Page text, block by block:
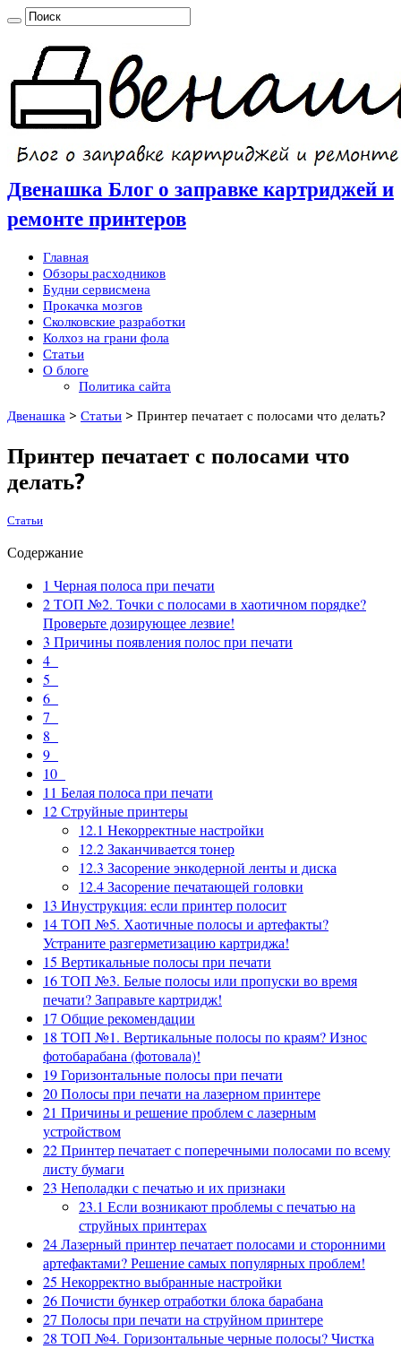
Двенашка Блог о заправке картриджей и
ремонте принтеров
Главная
Обзоры расходников
Будни сервисмена
Прокачка мозгов
Сколковские разработки
Колхоз на грани фола
Статьи
О блоге
Политика сайта
Двенашка > Статьи > Принтер печатает с полосами что делать?
Принтер печатает с полосами что
делать?
Статьи
Содержание
1 Черная полоса при печати
2ТОП №2. Точки с полосами в хаотичном порядке?
Проверьте дозирующее лезвие!
3 Причины появления полос при печати
4
5
6
7
8
9
10
11 Белая полоса при печати
12Струйные принтеры
12.1 Некорректные настройки
12.2Заканчивается тонер
12.3 Засорение энкодерной ленты и диска
12.4Засорение печатающей головки
13 Инуструкция: если принтер полосит
14ТОП №5. Хаотичные полосы и артефакты?
Устраните разгерметизацию картриджа!
15 Вертикальные полосы при печати
16ТОП №3. Белые полосы или пропуски во время
печати? Заправьте картридж!
17 Общие рекомендации
18 ТОП №1. Вертикальные полосы по краям? Износ
фотобарабана (фотовала)!
19Горизонтальные полосы при печати
20Полосы при печати на лазерном принтере
21 Причины и решение проблем с лазерным
устройством
22Принтер печатает с поперечными полосами по всему
листу бумаги
23 Неполадки с печатью и их признаки
23.1 Если возникают проблемы с печатью на
струйных принтерах
24Лазерный принтер печатает полосами и сторонними
артефактами? Решение самых популярных проблем!
25 Некорректно выбранные настройки
26Почисти бункер отработки блока барабана
27 Полосы при печати на струйном принтере
28 ТОП №4. Горизонтальные черные полосы? Чистка